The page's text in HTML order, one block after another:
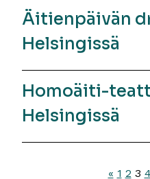
Äitienpäivän
Helsingissä
Homoäiti-
Helsingissä
« 1 2 3 4